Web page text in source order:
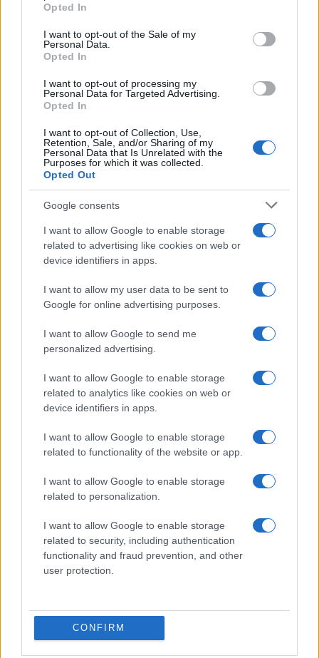
use your data for below specified purposes in below Google
consent section.
Opted In
I want to opt-out of the Sale of my
Personal Data.
Opted In
I want to opt-out of processing my
Personal Data for Targeted Advertising.
Opted In
I want to opt-out of Collection, Use,
Retention, Sale, and/or Sharing of my
Personal Data that Is Unrelated with the
Purposes for which it was collected.
Opted Out
Google consents
I want to allow Google to enable storage
related to advertising like cookies on web or
device identifiers in apps.
I want to allow my user data to be sent to
Google for online advertising purposes.
I want to allow Google to send me
personalized advertising.
I want to allow Google to enable storage
related to analytics like cookies on web or
device identifiers in apps.
I want to allow Google to enable storage
related to functionality of the website or app.
I want to allow Google to enable storage
related to personalization.
I want to allow Google to enable storage
related to security, including authentication
functionality and fraud prevention, and other
user protection.
CONFIRM
ΚΥΠΡΟΣ
11/06/2026 - 10:03
Παζάρι Άγκυρας με «νόμισμα» το
Κυπριακό: Δώρα από τις Βρυξέλλες ζητά
εκτός διαπραγματεύσεων
Σύμφωνα με εκτιμήσεις του ΟΗΕ και ξένων
παραγόντων, τις οποίες επικαλείται ο
πείσει τη διεθνή κοινότητα ότι είναι έτοιμη
να κάνει βήματα προόδου στο Κυπριακό,
υπό την προϋπόθεση ότι οι Βρυξέλλες θα
ικανοποιήσουν πρώτες τα δικά της πάγια
ΤΟΥΡΚΙΑ
Τουρκικές αντιδράσεις για την ένταξη
της Κύπρου στο πρόγραμμα SAFE